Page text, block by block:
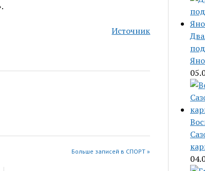
Источник
Больше записей в СПОРТ »